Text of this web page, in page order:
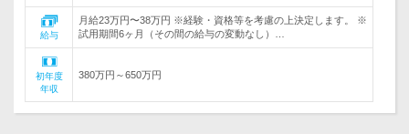
給与
月給23万円〜38万円 ※経験・資格等を考慮の上決定します。 ※
試用期間6ヶ月（その間の給与の変動なし）…
初年度
年収
380万円～650万円